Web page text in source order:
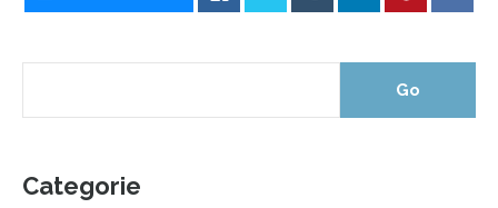
Categorie